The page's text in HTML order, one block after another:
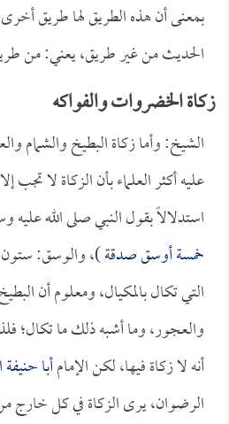
بمعنى أن هذه الطريق لها طريق
الحديث من غير طريق، يعني: من
زكاة الخضروات والفواكه
الشيخ: وأما زكاة البطيخ والشمام
عليه أكثر العلماء بأن الزكاة لا تجب
استدلالاً بقول النبي صلى الله
خمسة أوسق صدقة)، والوسق: ستون
التي تكال بالمكيال، ومعلوم أن
والعجور، وما أشبه ذلك ما تكال؛
أنه لا زكاة فيها، لكن الإمامأبا حنيفة
الرضوان، يرى الزكاة في كل خارج